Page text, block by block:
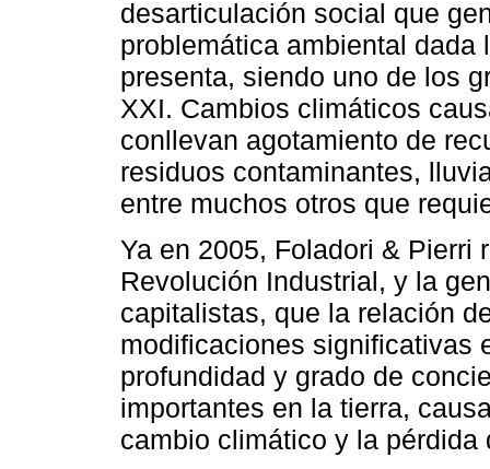
desarticulación social que
problemática ambiental
presenta, siendo uno de los
XXI. Cambios climáticos
conllevan agotamiento de
residuos contaminantes,
entre muchos otros que
Ya en 2005, Foladori & Pierri
Revolución Industrial, y la
capitalistas, que la relación
modificaciones significativas
profundidad y grado de
importantes en la tierra,
cambio climático y la